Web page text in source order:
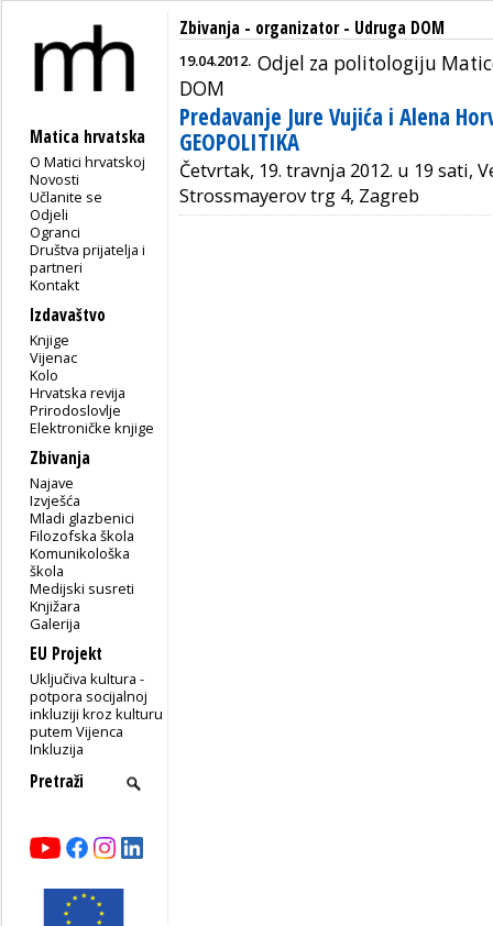
Matica hrvatska
O Matici hrvatskoj
Novosti
Učlanite se
Odjeli
Ogranci
Društva prijatelja i
partneri
Kontakt
Izdavaštvo
Knjige
Vijenac
Kolo
Hrvatska revija
Prirodoslovlje
Elektroničke knjige
Zbivanja
Najave
Izvješća
Mladi glazbenici
Filozofska škola
Komunikološka
škola
Medijski susreti
Knjižara
Galerija
EU Projekt
Uključiva kultura -
potpora socijalnoj
inkluziji kroz kulturu
putem Vijenca
Inkluzija
Zbivanja - organizator - Udruga DOM
19.04.2012. Odjel za politologiju
DOM
Predavanje Jure Vujića i Alena
GEOPOLITIKA
Četvrtak, 19. travnja 2012. u 19 sati,
Strossmayerov trg 4, Zagreb